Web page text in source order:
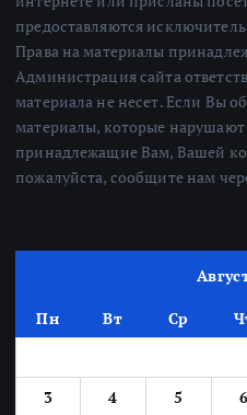
предоставляются
Права на материалы
Администрация сайта
материала не несет. Если Вы
материалы, которые нарушают
принадлежащие Вам, Вашей
пожалуйста, сообщите нам
Пн Вт Ср
3
4 5 6